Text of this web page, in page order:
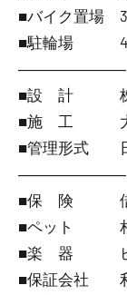
■バイク置場
■駐輪場
―――――――
■設 計 株
■施 工 大豊
■管理形式
―――――――
■保 険 借家
■ペット 相
■楽 器 ピ
■保証会社 利